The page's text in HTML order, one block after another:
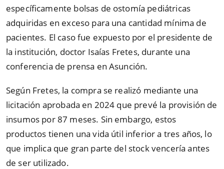
específicamente bolsas de ostomía pediátricas
adquiridas en exceso para una cantidad mínima de
pacientes. El caso fue expuesto por el presidente de
la institución, doctor Isaías Fretes, durante una
conferencia de prensa en Asunción.
Según Fretes, la compra se realizó mediante una
licitación aprobada en 2024 que prevé la provisión de
insumos por 87 meses. Sin embargo, estos
productos tienen una vida útil inferior a tres años, lo
que implica que gran parte del stock vencería antes
de ser utilizado.